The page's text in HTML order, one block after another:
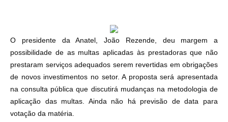
O presidente da Anatel, João Rezende, deu margem a
possibilidade de as multas aplicadas às prestadoras que não
prestaram serviços adequados serem revertidas em obrigações
de novos investimentos no setor. A proposta será apresentada
na consulta pública que discutirá mudanças na metodologia de
aplicação das multas. Ainda não há previsão de data para
votação da matéria.